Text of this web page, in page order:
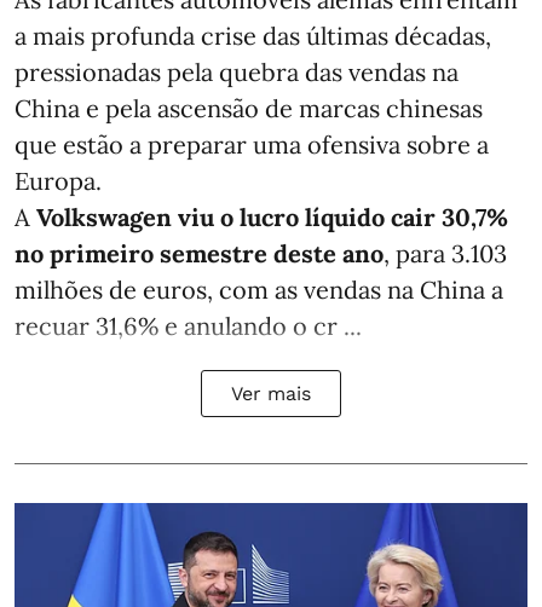
a mais profunda crise das últimas décadas,
pressionadas pela quebra das vendas na
China e pela ascensão de marcas chinesas
que estão a preparar uma ofensiva sobre a
Europa.
A Volkswagen viu o lucro líquido cair 30,7%
no primeiro semestre deste ano, para 3.103
milhões de euros, com as vendas na China a
recuar 31,6% e anulando o cr ...
Ver mais